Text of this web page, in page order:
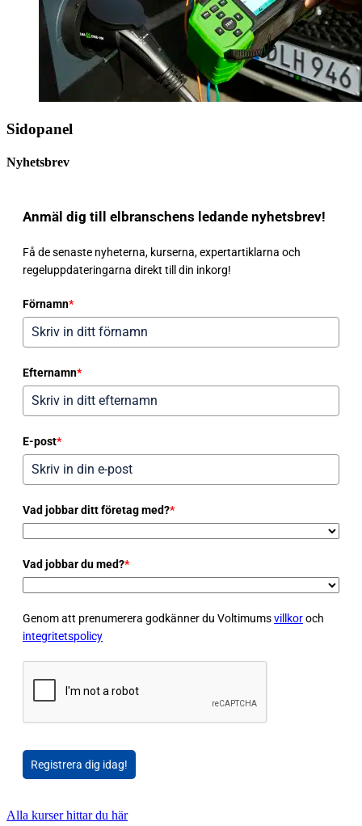
Sidopanel
Nyhetsbrev
Anmäl dig till elbranschens ledande nyhetsbrev!
Få de senaste nyheterna, kurserna, expertartiklarna och
regeluppdateringarna direkt till din inkorg!
Förnamn*
Efternamn*
E-post*
Vad jobbar ditt företag med?*
Vad jobbar du med?*
Genom att prenumerera godkänner du Voltimumsvillkoroch
integritetspolicy
Registrera dig idag!
Alla kurser hittar du här